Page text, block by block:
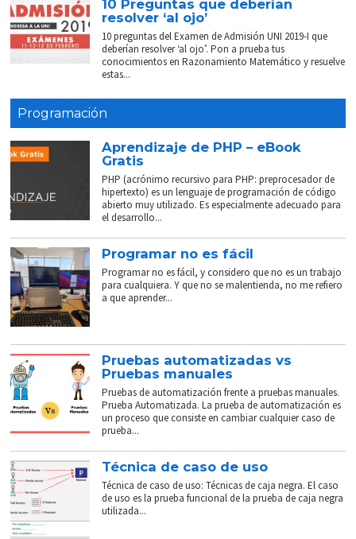
10 Preguntas que deberían
resolver ‘al ojo’
10 preguntas del Examen de Admisión UNI 2019-I que
deberían resolver ‘al ojo’. Pon a prueba tus
conocimientos en Razonamiento Matemático y resuelve
estas...
Programación
Aprendizaje de PHP – eBook
Gratis
PHP (acrónimo recursivo para PHP: preprocesador de
hipertexto) es un lenguaje de programación de código
abierto muy utilizado. Es especialmente adecuado para
el desarrollo...
Programar no es fácil
Programar no es fácil, y considero que no es un trabajo
para cualquiera. Y que no se malentienda, no me refiero
a que aprender...
Pruebas automatizadas vs
Pruebas manuales
Pruebas de automatización frente a pruebas manuales.
Prueba Automatizada. La prueba de automatización es
un proceso que consiste en cambiar cualquier caso de
prueba...
Técnica de caso de uso
Técnica de caso de uso: Técnicas de caja negra. El caso
de uso es la prueba funcional de la prueba de caja negra
utilizada...